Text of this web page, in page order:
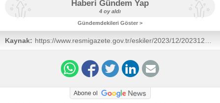
Haberi Gündem Yap
4 oy aldı
Gündemdekileri Göster >
Kaynak: https://www.resmigazete.gov.tr/eskiler/2023/12/20231220-
10.pdf
Abone ol